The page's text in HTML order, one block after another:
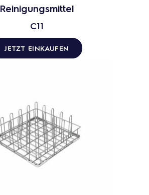
Reinigungsmittel
C11
JETZT EINKAUFEN